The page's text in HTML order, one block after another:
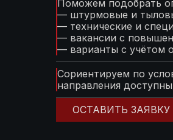
Поможем подобрать
— штурмовые и
— технические и
— вакансии с
— варианты с учётом
Сориентируем по
направления
ОСТАВИТЬ ЗАЯВКУ